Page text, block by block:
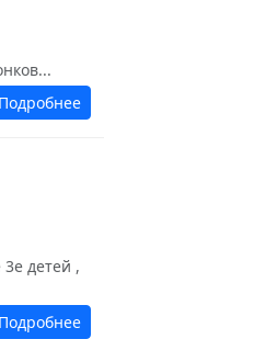
Подробнее
детей ,
Подробнее